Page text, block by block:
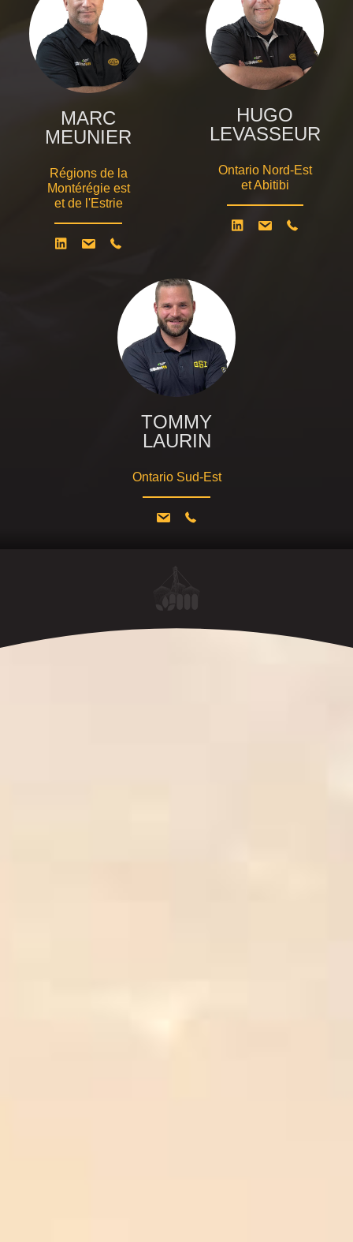
MARC
MEUNIER
Régions de la
Montérégie est
et de l'Estrie
HUGO
LEVASSEUR
Ontario Nord-Est
et Abitibi
TOMMY
LAURIN
Ontario Sud-Est